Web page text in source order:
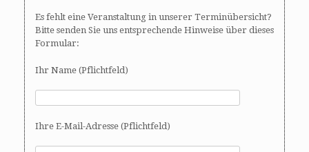
Es fehlt eine Veranstaltung in unserer Terminübersicht?
Bitte senden Sie uns entsprechende Hinweise über dieses
Formular:
Ihr Name (Pflichtfeld)
Ihre E-Mail-Adresse (Pflichtfeld)